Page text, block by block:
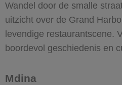
Wandel door de smalle
uitzicht over de Grand
levendige restaurantscene.
boordevol geschiedenis en
Mdina